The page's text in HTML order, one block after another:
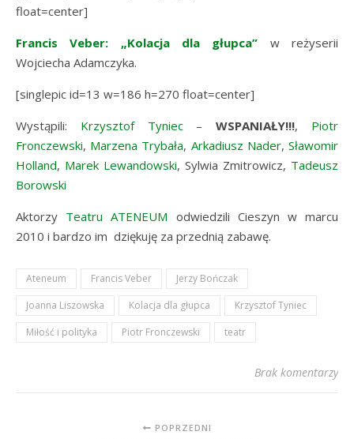
float=center]
Francis Veber: „Kolacja dla głupca” w reżyserii
Wojciecha Adamczyka.
[singlepic id=13 w=186 h=270 float=center]
Wystąpili: Krzysztof Tyniec–WSPANIAŁY!!!, Piotr
Fronczewski, Marzena Trybała, Arkadiusz Nader,Sławomir
Holland, Marek Lewandowski, Sylwia Zmitrowicz, Tadeusz
Borowski
Aktorzy Teatru ATENEUM odwiedzili Cieszyn w marcu
2010 i bardzo im dziękuję za przednią zabawę.
Ateneum Francis Veber
Jerzy Bończak
Joanna Liszowska
Kolacja dla głupca
Krzysztof Tyniec
Miłość i polityka
Piotr Fronczewski teatr
Brak komentarzy
POPRZEDNI